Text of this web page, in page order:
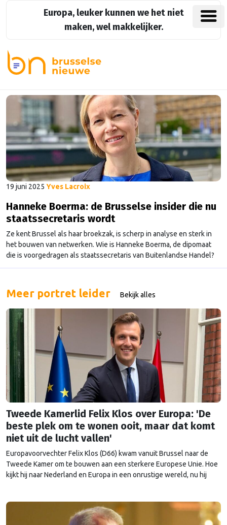
Europa, leuker kunnen we het niet
maken, wel makkelijker.
19 juni 2025 Yves Lacroix
Hanneke Boerma: de Brusselse insider die nu
staatssecretaris wordt
Ze kent Brussel als haar broekzak, is scherp in analyse en sterk in
het bouwen van netwerken. Wie is Hanneke Boerma, de dipomaat
die is voorgedragen als staatssecretaris van Buitenlandse Handel?
Meer portret leider Bekijk alles
Tweede Kamerlid Felix Klos over Europa: 'De
beste plek om te wonen ooit, maar dat komt
niet uit de lucht vallen'
Europavoorvechter Felix Klos (D66) kwam vanuit Brussel naar de
Tweede Kamer om te bouwen aan een sterkere Europese Unie. Hoe
kijkt hij naar Nederland en Europa in een onrustige wereld, nu hij